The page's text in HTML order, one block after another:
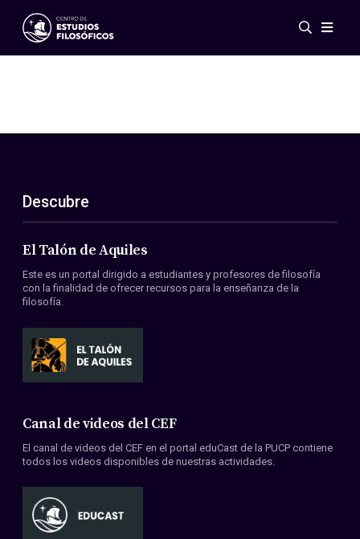
Eventos
ES
EN
Acerca de nosotros
Miembros
Convenios
Descubre
El Talón de Aquiles
Este es un portal dirigido a estudiantes y profesores de filosofía
con la finalidad de ofrecer recursos para la enseñanza de la
filosofía.
Canal de videos del CEF
El canal de videos del CEF en el portal eduCast de la PUCP contiene
todos los videos disponibles de nuestras actividades.